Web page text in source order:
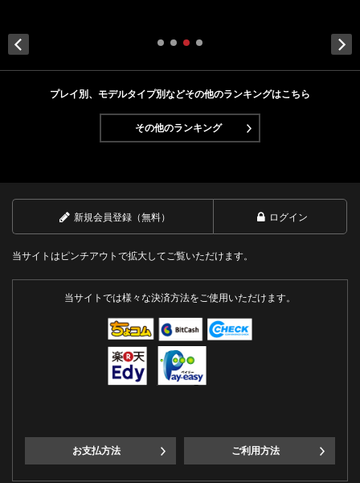
プレイ別、モデルタイプ別などその他のランキングはこちら
その他のランキング
新規会員登録（無料） ログイン
当サイトはピンチアウトで拡大してご覧いただけます。
当サイトでは様々な決済方法をご使用いただけます。
お支払方法 ご利用方法